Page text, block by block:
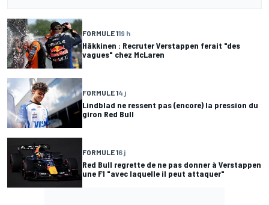
FORMULE 119 h
Häkkinen : Recruter Verstappen ferait "des
vagues" chez McLaren
FORMULE 14 j
Lindblad ne ressent pas (encore) la pression du
giron Red Bull
FORMULE 16 j
Red Bull regrette de ne pas donner à Verstappen
une F1 "avec laquelle il peut attaquer"